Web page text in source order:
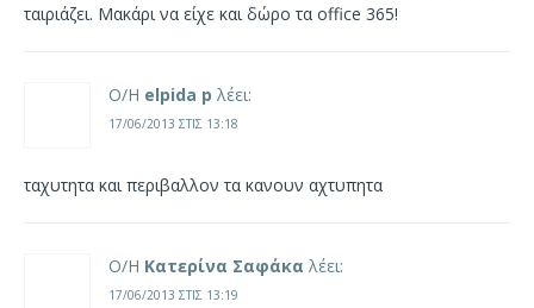
ταιριάζει. Μακάρι να είχε και δώρο τα office 365!
Ο/Η elpida p λέει:
17/06/2013 ΣΤΙΣ 13:18
ταχυτητα και περιβαλλον τα κανουν αχτυπητα
Ο/Η Κατερίνα Σαφάκα λέει:
17/06/2013 ΣΤΙΣ 13:19